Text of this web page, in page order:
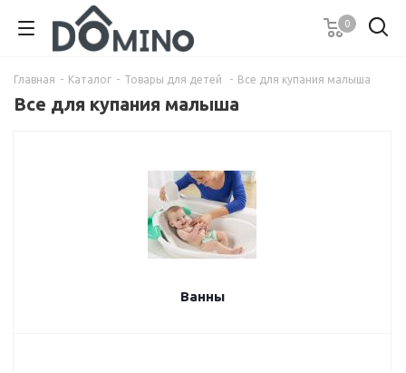
0
Главная - Каталог - Товары для детей - Все для купания малыша
Все для купания малыша
Ванны